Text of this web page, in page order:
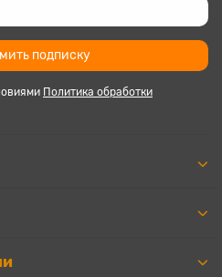
подписку
Политика обработки